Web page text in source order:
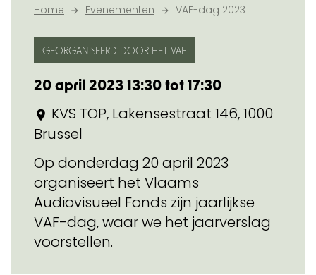
Home Evenementen VAF-dag 2023
GEORGANISEERD DOOR HET VAF
20 april 2023 13:30 tot 17:30
KVS TOP, Lakensestraat 146, 1000
Brussel
Op donderdag 20 april 2023
organiseert het Vlaams
Audiovisueel Fonds zijn jaarlijkse
VAF-dag, waar we het jaarverslag
voorstellen.